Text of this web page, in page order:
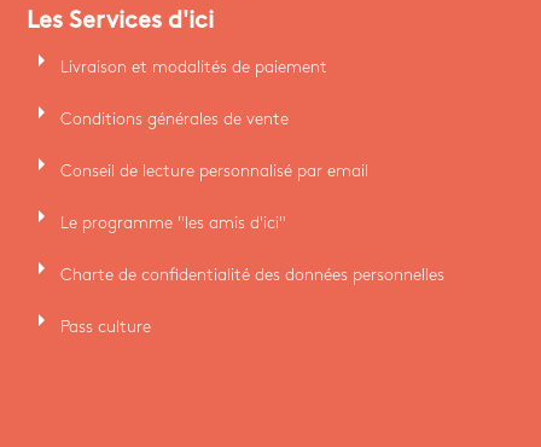
Les Services d'ici
arrow_right Livraison et modalités de paiement
arrow_right Conditions générales de vente
arrow_right Conseil de lecture personnalisé par email
arrow_right Le programme "les amis d'ici"
arrow_right Charte de confidentialité des données personnelles
arrow_right Pass culture